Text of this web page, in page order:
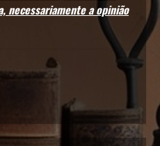
necessariamente a opinião